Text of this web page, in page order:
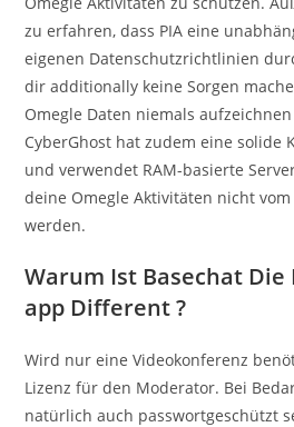
zu erfahren, dass PIA eine
eigenen Datenschutzrichtlinien
dir additionally keine Sorgen
Omegle Daten niemals
CyberGhost hat zudem eine solide
und verwendet RAM-basierte
deine Omegle Aktivitäten nicht vom
werden.
Warum Ist Basechat
app Different ?
Wird nur eine Videokonferenz
Lizenz für den Moderator. Bei
natürlich auch passwortgeschützt